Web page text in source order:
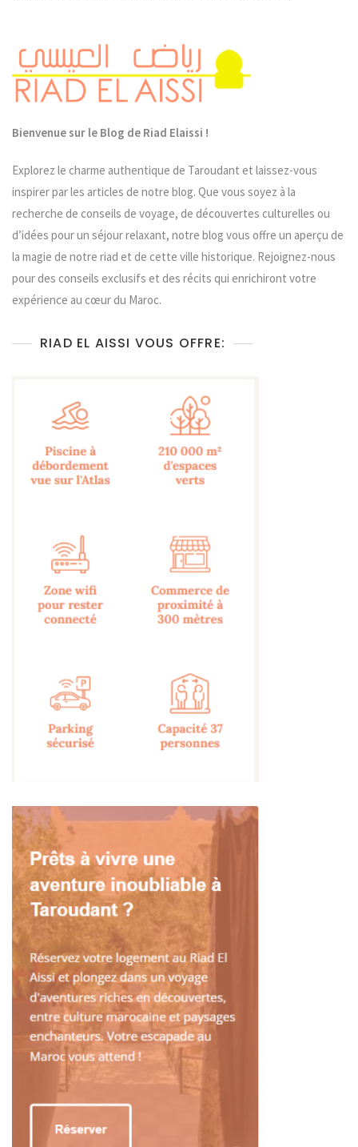
Bienvenue sur le Blog de Riad Elaissi !
Explorez le charme authentique de Taroudant et laissez-vous
inspirer par les articles de notre blog. Que vous soyez à la
recherche de conseils de voyage, de découvertes culturelles ou
d’idées pour un séjour relaxant, notre blog vous offre un aperçu de
la magie de notre riad et de cette ville historique. Rejoignez-nous
pour des conseils exclusifs et des récits qui enrichiront votre
expérience au cœur du Maroc.
RIAD EL AISSI VOUS OFFRE: